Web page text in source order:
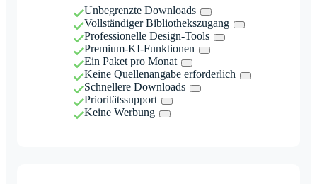
Unbegrenzte Downloads
Vollständiger Bibliothekszugang
Professionelle Design-Tools
Premium-KI-Funktionen
Ein Paket pro Monat
Keine Quellenangabe erforderlich
Schnellere Downloads
Prioritätssupport
Keine Werbung